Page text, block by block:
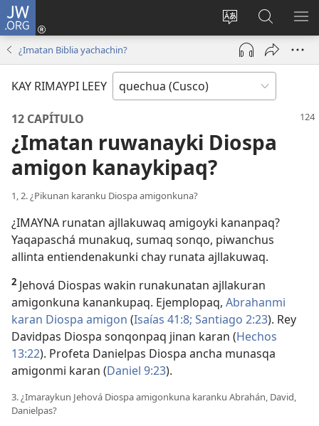
JW.ORG
Direccionpi
akllay
Sutiykiwan
jaykuy
(abre
nueva
JW.ORG
nisqapi
maskhay
¿Imatan Biblia yachachin?
KAY RIMAYPI LEEY
12 CAPÍTULO
¿Imatan ruwanayki Diospa
amigon kanaykipaq?
1, 2. ¿Pikunan karanku Diospa amigonkuna?
¿IMAYNA runatan ajllakuwaq amigoyki kananpaq?
Yaqapaschá munakuq, sumaq sonqo, piwanchus
allinta entiendenakunki chay runata ajllakuwaq.
2 Jehová Diospas wakin runakunatan ajllakuran
amigonkuna kanankupaq. Ejemplopaq, Abrahanmi
karan Diospa amigon (Isaías 41:8; Santiago 2:23). Rey
Davidpas Diospa sonqonpaq jinan karan (Hechos
13:22). Profeta Danielpas Diospa ancha munasqa
amigonmi karan (Daniel 9:23).
3. ¿Imaraykun Jehová Diospa amigonkuna karanku Abrahán, David,
Danielpas?